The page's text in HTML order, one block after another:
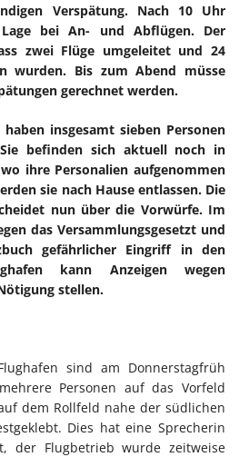
Verspätung. Nach 10 Uhr
bei An- und Abflügen. Der
zwei Flüge umgeleitet und 24
wurden. Bis zum Abend müsse
gerechnet werden.
insgesamt sieben Personen
befinden sich aktuell noch in
ihre Personalien aufgenommen
sie nach Hause entlassen. Die
nun über die Vorwürfe. Im
das Versammlungsgesetzt und
gefährlicher Eingriff in den
kann Anzeigen wegen
stellen.
sind am Donnerstagfrüh
Personen auf das Vorfeld
dem Rollfeld nahe der südlichen
Dies hat eine Sprecherin
der Flugbetrieb wurde zeitweise